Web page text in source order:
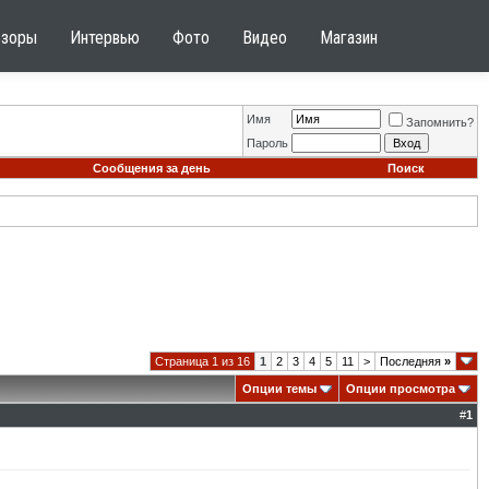
Интервью Фото Видео Магазин
Имя
Запомнить?
Пароль
Сообщения за день
Поиск
Страница 1 из 16 1 2 3 4 5 11 > Последняя »
Опции темы
Опции просмотра
#1